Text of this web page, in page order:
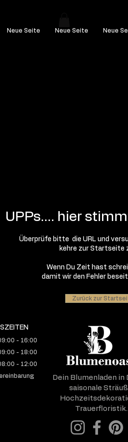
Neue Seite Neue Seite Neue
UPPs.... hier
Überprüfe bitte die URL und
kehre zur Startseite
Wenn Du Zeit hast
damit wir den Fehler
Zurück zur
- 16:00
- 18:00
- 12:00
Dein Blumenladen in
saisonale
Trauerfloristik.